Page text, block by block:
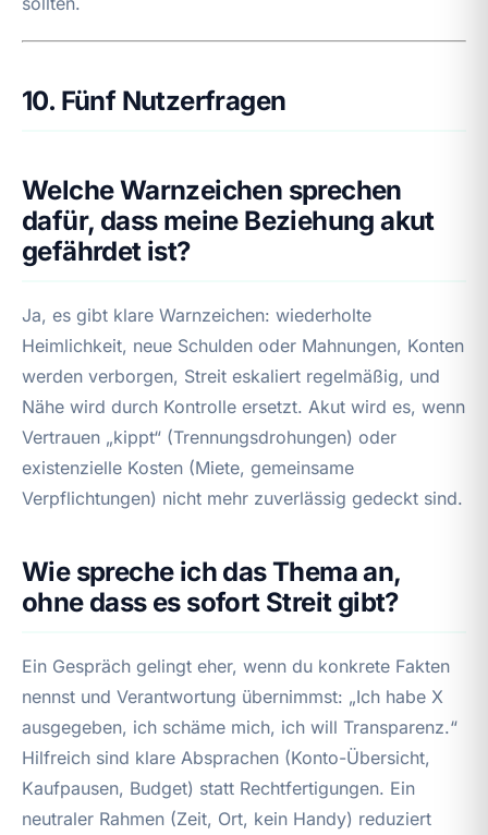
10. Fünf Nutzerfragen
Welche Warnzeichen sprechen
dafür, dass meine Beziehung akut
gefährdet ist?
Ja, es gibt klare Warnzeichen: wiederholte
Heimlichkeit, neue Schulden oder Mahnungen, Konten
werden verborgen, Streit eskaliert regelmäßig, und
Nähe wird durch Kontrolle ersetzt. Akut wird es, wenn
Vertrauen „kippt“ (Trennungsdrohungen) oder
existenzielle Kosten (Miete, gemeinsame
Verpflichtungen) nicht mehr zuverlässig gedeckt sind.
Wie spreche ich das Thema an,
ohne dass es sofort Streit gibt?
Ein Gespräch gelingt eher, wenn du konkrete Fakten
nennst und Verantwortung übernimmst: „Ich habe X
ausgegeben, ich schäme mich, ich will Transparenz.“
Hilfreich sind klare Absprachen (Konto-Übersicht,
Kaufpausen, Budget) statt Rechtfertigungen. Ein
neutraler Rahmen (Zeit, Ort, kein Handy) reduziert